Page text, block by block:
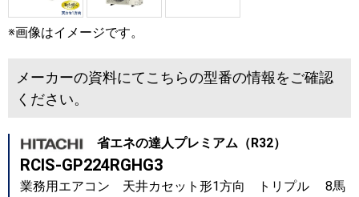
※画像はイメージです。
メーカーの資料にてこちらの型番の情報をご確認
ください。
省エネの達人プレミアム（R32）
RCIS-GP224RGHG3
業務用エアコン 天井カセット形1方向 トリプル 8馬